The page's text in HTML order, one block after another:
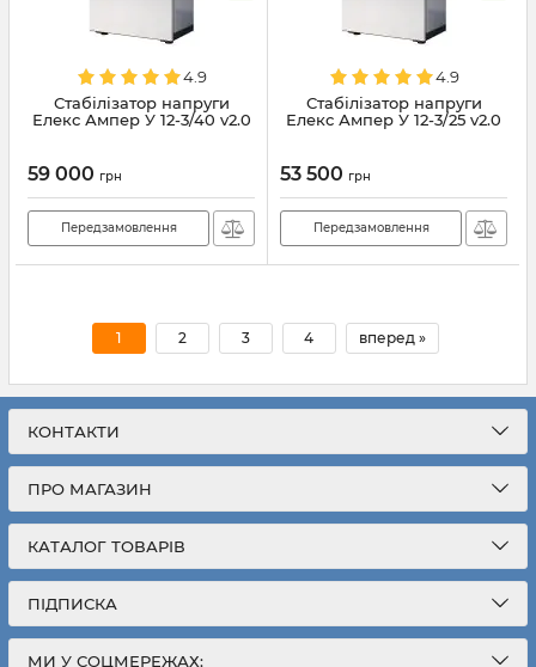
4.9
Стабілізатор напруги
Елекс Ампер У 12-3/40 v2.0
59 000 грн
Передзамовлення
4.9
Стабілізатор напруги
Елекс Ампер У 12-3/25 v2.0
53 500 грн
Передзамовлення
1 2 3 4 вперед »
КОНТАКТИ
ПРО МАГАЗИН
КАТАЛОГ ТОВАРІВ
ПІДПИСКА
МИ У СОЦМЕРЕЖАХ: